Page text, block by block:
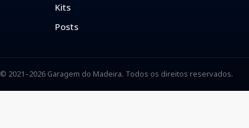
Kits
Posts
© 2021–2026 Garagem do Madeira. Todos os direitos reservados.